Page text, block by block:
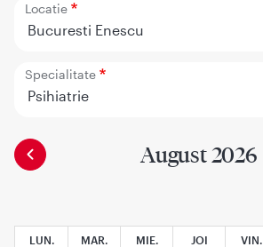
Locatie
Bucuresti Enescu
Specialitate
Psihiatrie
August 2026
LUN. MAR. MIE. JOI VIN.